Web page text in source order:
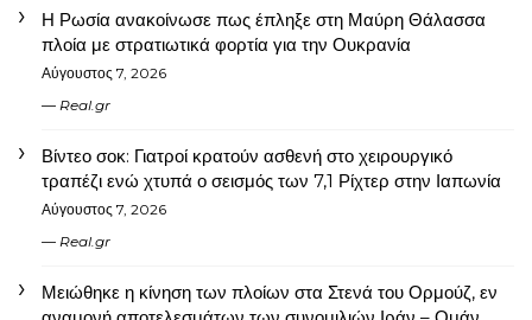
Η Ρωσία ανακοίνωσε πως έπληξε στη Μαύρη Θάλασσα
πλοία με στρατιωτικά φορτία για την Ουκρανία
Αύγουστος 7, 2026
Real.gr
Βίντεο σοκ: Γιατροί κρατούν ασθενή στο χειρουργικό
τραπέζι ενώ χτυπά ο σεισμός των 7,1 Ρίχτερ στην Ιαπωνία
Αύγουστος 7, 2026
Real.gr
Μειώθηκε η κίνηση των πλοίων στα Στενά του Ορμούζ, εν